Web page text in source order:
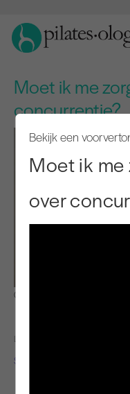
Moet ik me
concurrentie?
Bekijk een
Moet ik me
over
Observeren en leren
LERAAR
Seran Glanfield